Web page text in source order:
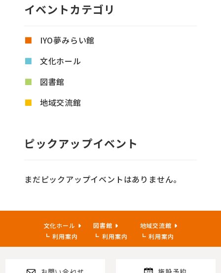
イベントカテゴリ
IYO夢みらい館
文化ホール
図書館
地域交流館
ピックアップイベント
まだピックアップイベントはありません。
文化ホール
利用案内
図書館
利用案内
地域交流館
利用案内